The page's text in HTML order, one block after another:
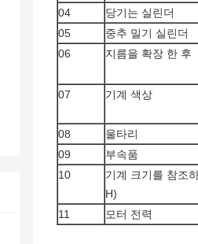
04
당기는 실린더
05
중추 밀기 실린더
06
지름을 확장 한 후
07
기계 색상
08
울타리
09
부속품
10
기계 크기를 참조
H)
11 모터 전력